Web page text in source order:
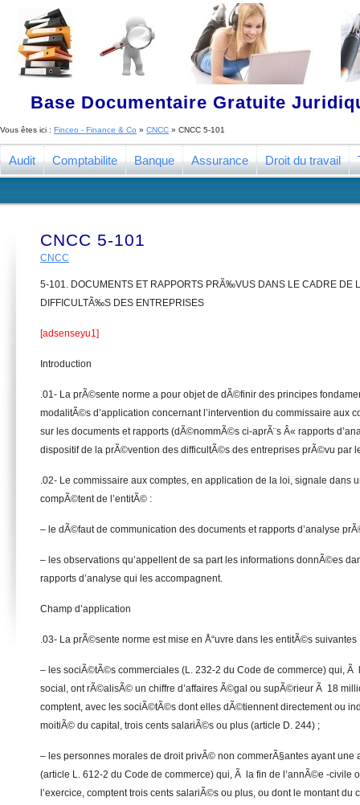
Base Documentaire Gratuite
Vous êtes ici : Finceo - Finance & Co » CNCC » CNCC 5-101
Audit Comptabilite Banque Assurance Droit du travail
CNCC 5-101
CNCC
5-101. DOCUMENTS ET RAPPORTS PRÃ‰VUS DANS LE CADRE DE
DIFFICULTÃ‰S DES ENTREPRISES
[adsenseyu1]
Introduction
.01- La prÃ©sente norme a pour objet de dÃ©finir des principes
modalitÃ©s d’application concernant l’intervention du commissaire aux
sur les documents et rapports (dÃ©nommÃ©s ci-aprÃ¨s Â« rapports
dispositif de la prÃ©vention des difficultÃ©s des entreprises prÃ©vu par
.02- Le commissaire aux comptes, en application de la loi, signale dans
compÃ©tent de l’entitÃ© :
– le dÃ©faut de communication des documents et rapports d’analyse
– les observations qu’appellent de sa part les informations donnÃ©es
rapports d’analyse qui les accompagnent.
Champ d’application
.03- La prÃ©sente norme est mise en Å“uvre dans les entitÃ©s suivantes
– les sociÃ©tÃ©s commerciales (L. 232-2 du Code de commerce) qui, Ã
social, ont rÃ©alisÃ© un chiffre d’affaires Ã©gal ou supÃ©rieur Ã 18
comptent, avec les sociÃ©tÃ©s dont elles dÃ©tiennent directement ou
moitiÃ© du capital, trois cents salariÃ©s ou plus (article D. 244) ;
– les personnes morales de droit privÃ© non commerÃ§antes ayant
(article L. 612-2 du Code de commerce) qui, Ã la fin de l’annÃ©e -civile
l’exercice, comptent trois cents salariÃ©s ou plus, ou dont le montant du